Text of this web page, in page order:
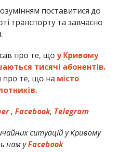
поставитися до
транспорту та завчасно
про те, що у Кривому
тисячі абонентів.
про те, що на місто
,Facebook, Telegram
ситуацій у Кривому
нам уFacebook